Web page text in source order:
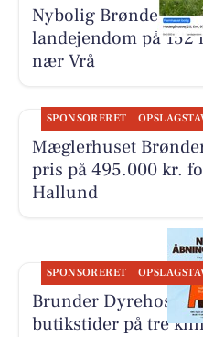
Nybolig
landejendom på 152
nær Vrå
SPONSORERET
Mæglerhuset
pris på 495.000 kr.
Hallund
SPONSORERET
Brunder
butikstider på tre